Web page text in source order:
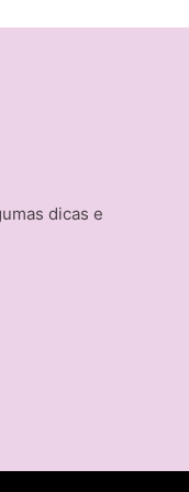
dicas e